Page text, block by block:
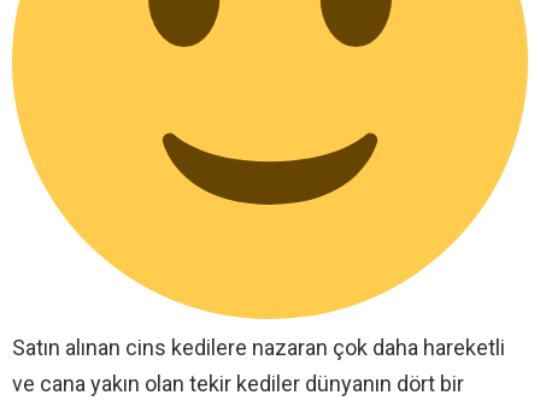
Satın alınan cins kedilere nazaran çok daha hareketli
ve cana yakın olan tekir kediler dünyanın dört bir